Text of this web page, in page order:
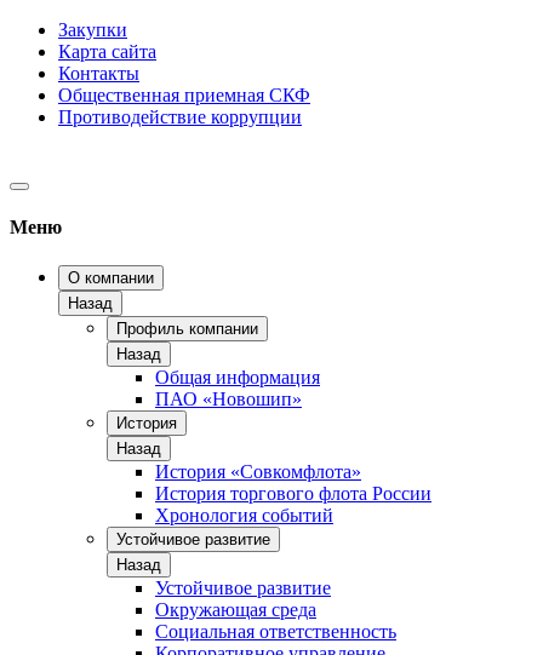
Закупки
Карта сайта
Контакты
Общественная приемная СКФ
Противодействие коррупции
Меню
О компании
Назад
Профиль компании
Назад
Общая информация
ПАО «Новошип»
История
Назад
История «Совкомфлота»
История торгового флота России
Хронология событий
Устойчивое развитие
Назад
Устойчивое развитие
Окружающая среда
Социальная ответственность